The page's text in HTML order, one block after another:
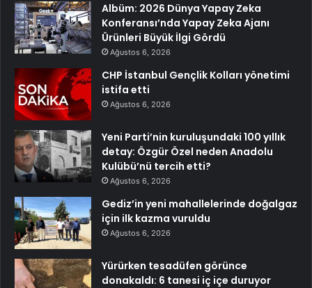
Albüm: 2026 Dünya Yapay Zeka
Konferansı’nda Yapay Zeka Ajanı
Ürünleri Büyük İlgi Gördü
Ağustos 6, 2026
CHP İstanbul Gençlik Kolları yönetimi
istifa etti
Ağustos 6, 2026
Yeni Parti’nin kuruluşundaki 100 yıllık
detay: Özgür Özel neden Anadolu
Kulübü’nü tercih etti?
Ağustos 6, 2026
Gediz’in yeni mahallelerinde doğalgaz
için ilk kazma vuruldu
Ağustos 6, 2026
Yürürken tesadüfen görünce
donakaldı: 6 tanesi iç içe duruyor